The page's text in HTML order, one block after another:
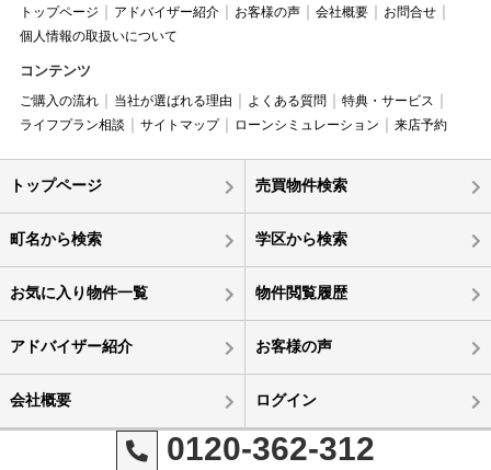
トップページ アドバイザー紹介 お客様の声 会社概要
お問合せ
個人情報の取扱いについて
コンテンツ
ご購入の流れ 当社が選ばれる理由 よくある質問
特典・サービス
ライフプラン相談
サイトマップ ローンシミュレーション 来店予約
トップページ 売買物件検索
町名から検索 学区から検索
お気に入り物件一覧 物件閲覧履歴
アドバイザー紹介 お客様の声
会社概要 ログイン
0120-362-312